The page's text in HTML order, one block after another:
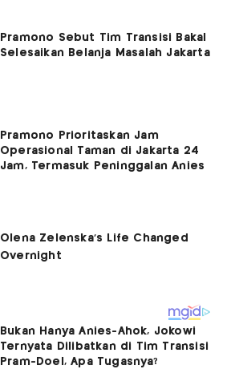
Pramono Sebut Tim Transisi Bakal
Selesaikan Belanja Masalah Jakarta
Pramono Prioritaskan Jam
Operasional Taman di Jakarta 24
Jam, Termasuk Peninggalan Anies
Bukan Hanya Anies-Ahok, Jokowi
Ternyata Dilibatkan di Tim Transisi
Pram-Doel, Apa Tugasnya?